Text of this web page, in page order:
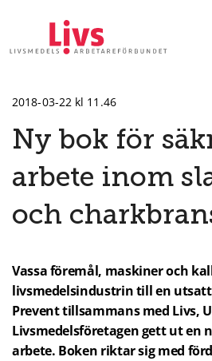
2018-03-22 kl 11.46
Ny bok för
arbete inom
och
Vassa föremål, maskiner och
livsmedelsindustrin till en
Prevent tillsammans med Livs,
Livsmedelsföretagen gett ut en
arbete. Boken riktar sig med